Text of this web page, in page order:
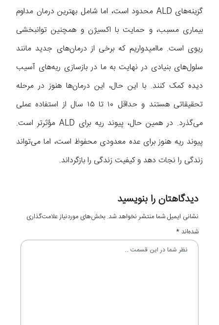
گزینه‌های ALD محدود است، اما شامل بهترین درمان مداوم
بیماری مسبب، و حمایت با اکسیژن و همچنین توانبخشی
ریوی است. ما‌امیدواریم که برخی از درمان‌های جدید مانند
سلول‌های بنیادی در نهایت به ما در بازسازی ریه‌های آسیب
دیده کمک کنند. با این حال، این درمان‌ها هنوز در مرحله
تحقیقاتی هستند و حداقل ۱۰ تا ۱۵ سال از استفاده عملی
می‌گذرد. در همین حال، پیوند ریه برای ALD مؤثرتر است.
پیوند ریه هنوز برای عده معدودی محفوظ است، اما می‌تواند
زندگی را نجات دهد و کیفیت زندگی را بازگرداند.
دیدگاهتان را بنویسید
نشانی ایمیل شما منتشر نخواهد شد. بخش‌های موردنیاز علامت‌گذاری
شده‌اند*